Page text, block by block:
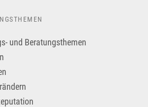
und Beratungsthemen